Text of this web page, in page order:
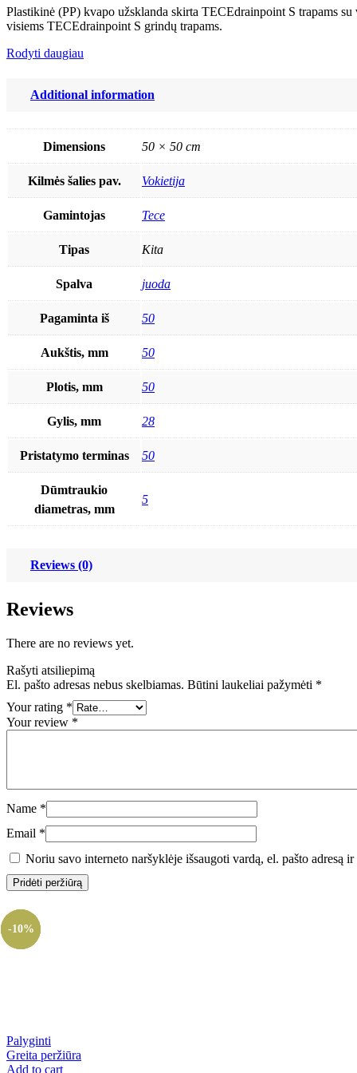
Plastikinė (PP) kvapo užsklanda skirta TECEdrainpoint S trapams
visiems TECEdrainpoint S grindų trapams.
Rodyti daugiau
Additional information
Dimensions 50 × 50 cm
Kilmės šalies pav. Vokietija
Gamintojas Tece
Tipas Kita
Spalva juoda
Pagaminta iš 50
Aukštis, mm 50
Plotis, mm 50
Gylis, mm 28
Pristatymo terminas 50
Dūmtraukio
diametras, mm
5
Reviews (0)
Reviews
There are no reviews yet.
Rašyti atsiliepimą
El. pašto adresas nebus skelbiamas. Būtini laukeliai pažymėti *
Your rating *
Your review *
Name *
Email *
Noriu savo interneto naršyklėje išsaugoti vardą, el. pašto adresą
Palyginti
Greita peržiūra
Add to cart
-10%
-10%
-10%